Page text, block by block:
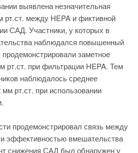
выявлена незначительная
рт.ст. между HEPA и фиктивной
САД. Участники, у которых в
наблюдался повышенный
заметное
рт.ст. при фильтрации HEPA. Тем
наблюдалось среднее
рт.ст. при использовании
продемонстрировал связь между
эффективностью вмешательства
снижения САД был обнаружен у